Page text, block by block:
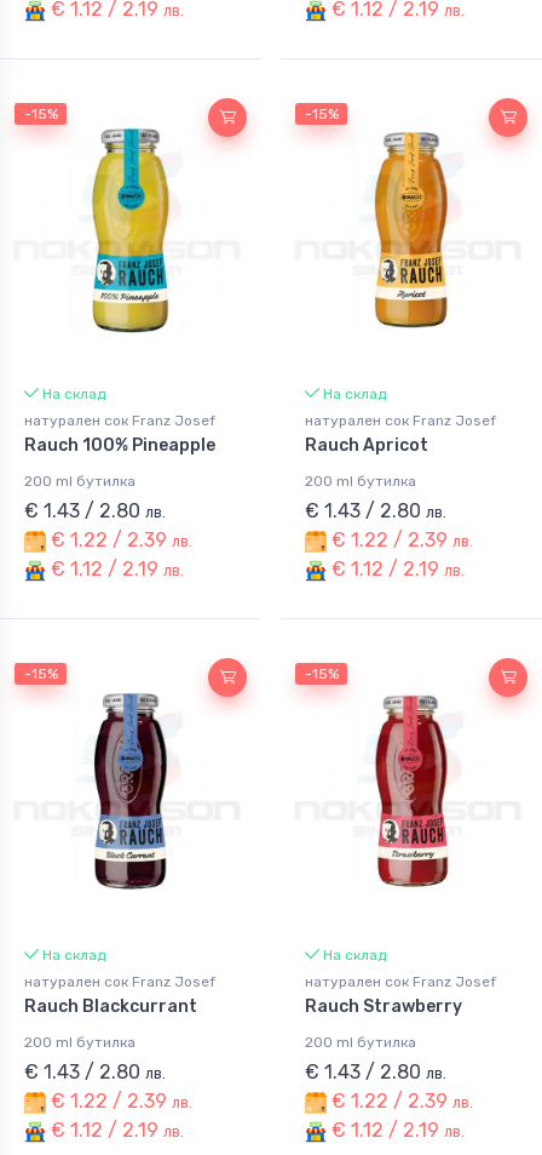
€ 1.12 / 2.19 лв. € 1.12 / 2.19 лв.
-15%
На склад
натурален сок Franz Josef
Rauch 100% Pineapple
200 ml бутилка
€ 1.43 / 2.80 лв.
€ 1.22 / 2.39 лв.
€ 1.12 / 2.19 лв.
-15%
На склад
натурален сок Franz Josef
Rauch Apricot
200 ml бутилка
€ 1.43 / 2.80 лв.
€ 1.22 / 2.39 лв.
€ 1.12 / 2.19 лв.
-15%
На склад
натурален сок Franz Josef
Rauch Blackcurrant
200 ml бутилка
€ 1.43 / 2.80 лв.
€ 1.22 / 2.39 лв.
€ 1.12 / 2.19 лв.
-15%
На склад
натурален сок Franz Josef
Rauch Strawberry
200 ml бутилка
€ 1.43 / 2.80 лв.
€ 1.22 / 2.39 лв.
€ 1.12 / 2.19 лв.